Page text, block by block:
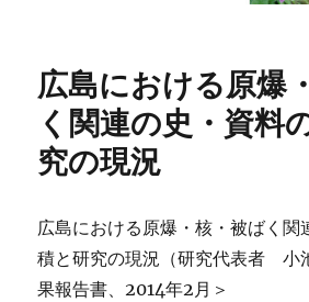
広島における原爆
く関連の史・資料
究の現況
広島における原爆・核・被ばく関
積と研究の現況（研究代表者 小
果報告書、2014年2月＞